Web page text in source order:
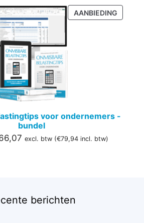
AANBIEDING
IN
voor ondernemers -
bundel
Huidige
excl. btw (€79,94incl. btw)
berichten